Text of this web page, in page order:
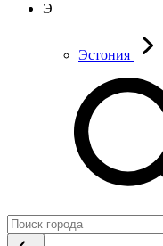
Э
Эстония